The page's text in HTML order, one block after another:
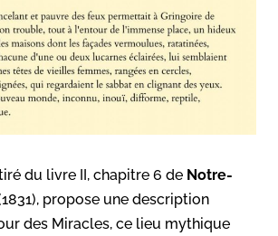
du livre II, chapitre 6 de Notre-
propose une description
des Miracles, ce lieu mythique